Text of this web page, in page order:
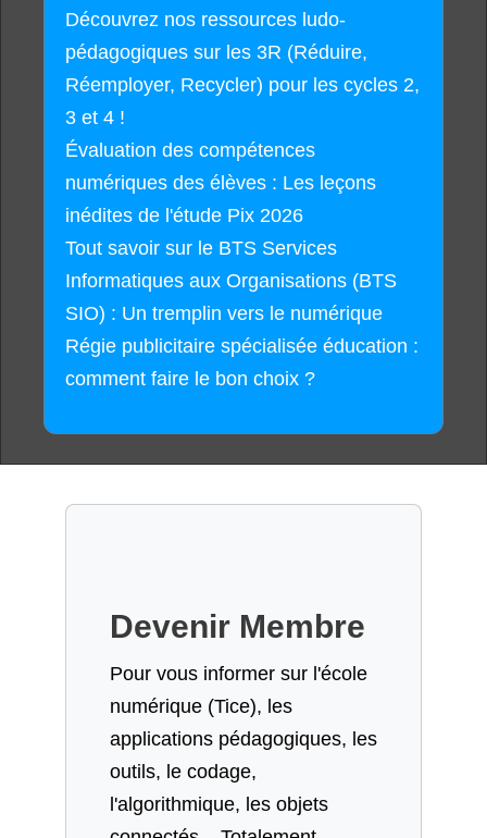
Découvrez nos ressources ludo-
pédagogiques sur les 3R (Réduire,
Réemployer, Recycler) pour les cycles 2,
3 et 4 !
Évaluation des compétences
numériques des élèves : Les leçons
inédites de l'étude Pix 2026
Tout savoir sur le BTS Services
Informatiques aux Organisations (BTS
SIO) : Un tremplin vers le numérique
Régie publicitaire spécialisée éducation :
comment faire le bon choix ?
Devenir Membre
Pour vous informer sur l'école
numérique (Tice), les
applications pédagogiques, les
outils, le codage,
l'algorithmique, les objets